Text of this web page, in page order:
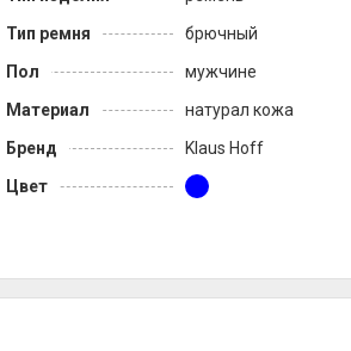
Тип ремня
брючный
Пол
мужчине
Материал
натурал кожа
Бренд
Klaus Hoff
Цвет